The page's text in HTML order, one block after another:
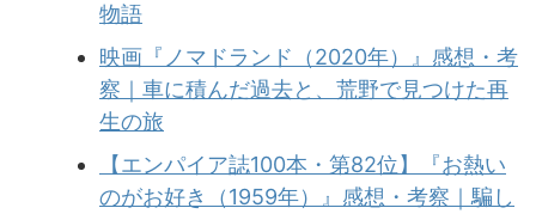
物語
映画『ノマドランド（2020年）』感想・考
察｜車に積んだ過去と、荒野で見つけた再
生の旅
【エンパイア誌100本・第82位】『お熱い
のがお好き（1959年）』感想・考察｜騙し